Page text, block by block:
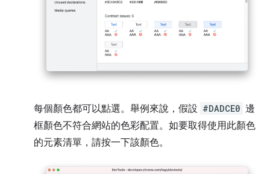
每個顏色都可以點選。舉例來說，假設 #DADCE0 邊
框顏色不符合網站的色彩配置。如要取得使用此顏色
的元素清單，請按一下該顏色。